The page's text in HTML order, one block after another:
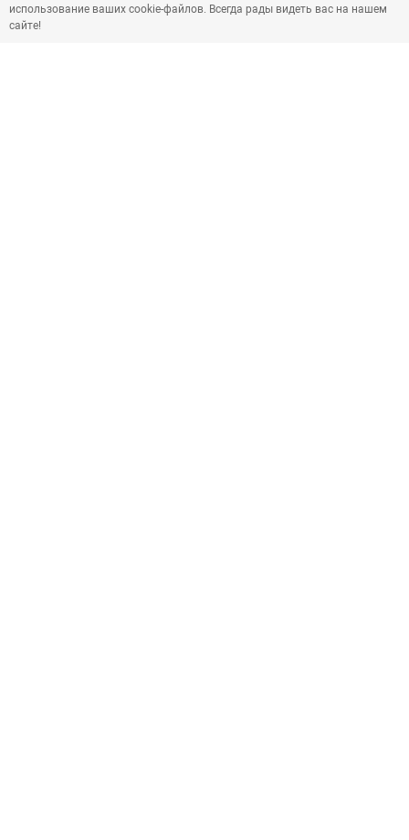
использование ваших cookie-файлов. Всегда рады видеть вас на нашем
сайте!